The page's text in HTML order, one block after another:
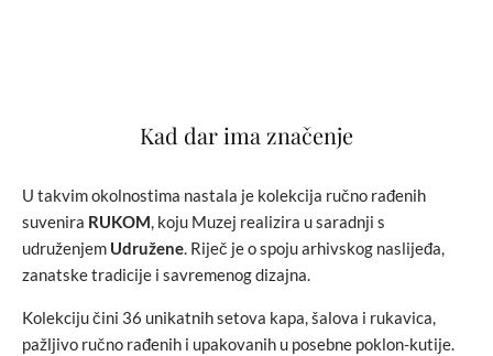
Kad dar ima značenje
U takvim okolnostima nastala je kolekcija ručno rađenih
suvenira RUKOM, koju Muzej realizira u saradnji s
udruženjem Udružene. Riječ je o spoju arhivskog naslijeđa,
zanatske tradicije i savremenog dizajna.
Kolekciju čini 36 unikatnih setova kapa, šalova i rukavica,
pažljivo ručno rađenih i upakovanih u posebne poklon-kutije.